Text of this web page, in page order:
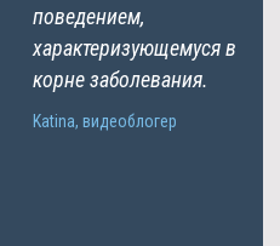
поведением,
характеризующемуся в
корне заболевания.
Katina, видеоблогер